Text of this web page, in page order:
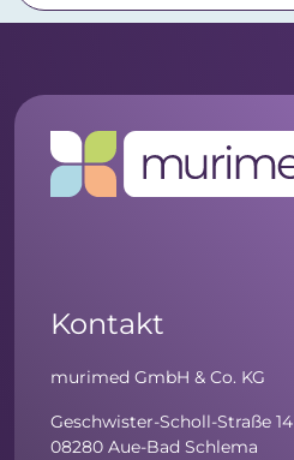
Kontakt
murimed GmbH & Co. KG
Geschwister-Scholl-Straße 14
08280 Aue-Bad Schlema